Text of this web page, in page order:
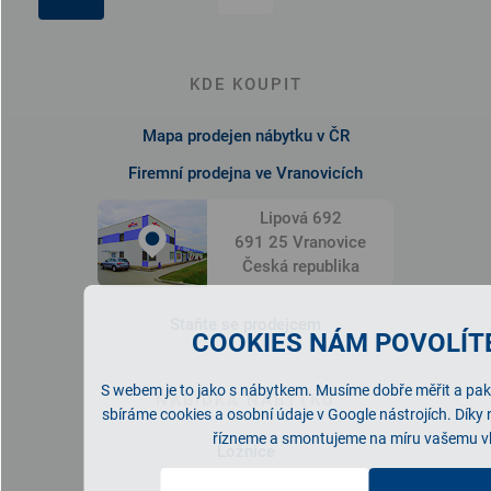
COOKIES NÁM
S webem je to jako s nábytkem. Musíme dobře měřit a
sbíráme cookies a osobní údaje v Google nástrojích. Díky
řízneme a smontujeme na míru vašemu
KDE KOUPIT
Mapa prodejen nábytku v ČR
Firemní prodejna ve Vranovicích
Lipová 692
691 25 Vranovice
Česká republika
NABÍDKA NÁBYTKU